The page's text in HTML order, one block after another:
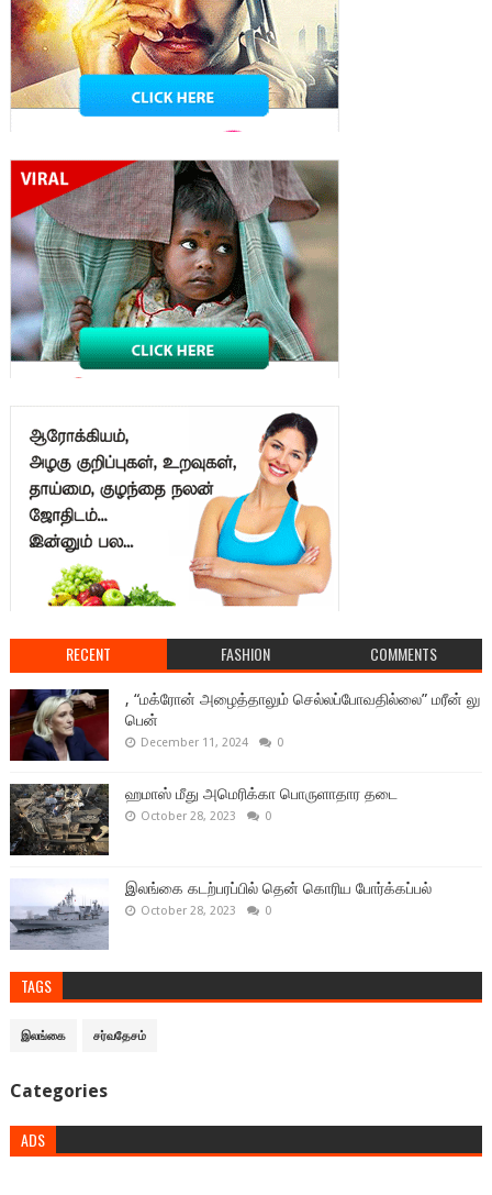
RECENT FASHION COMMENTS
, “மக்ரோன் அழைத்தாலும் செல்லப்போவதில்லை” மரீன் லு
பென்
December 11, 2024 0
ஹமாஸ் மீது அமெரிக்கா பொருளாதார தடை
October 28, 2023 0
இலங்கை கடற்பரப்பில் தென் கொரிய போர்க்கப்பல்
October 28, 2023 0
TAGS
இலங்கை சர்வதேசம்
Categories
ADS